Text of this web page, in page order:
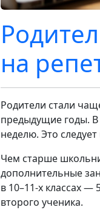
на
Родители стали
предыдущие годы. В
неделю. Это следует
Чем старше
дополнительные
в 10–11-х классах
второго ученика.